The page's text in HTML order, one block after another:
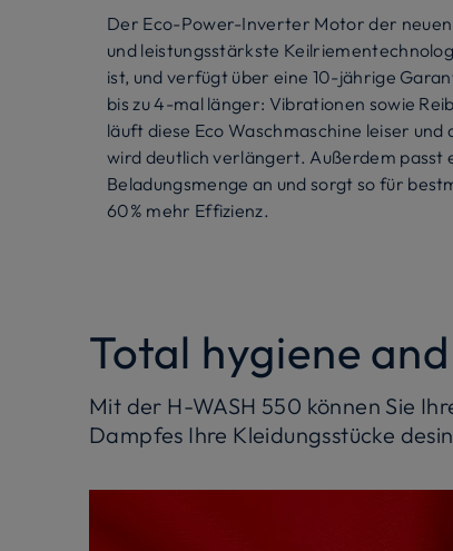
Der Eco-Power-Inverter Motor der
und leistungsstärkste
ist, und verfügt über eine 10-jährige
bis zu 4-mal länger: Vibrationen sowie
läuft diese Eco Waschmaschine leiser
wird deutlich verlängert. Außerdem passt
Beladungsmenge an und sorgt so für
60% mehr Effizienz.
Total hygiene
Mit der H-WASH 550 können Sie
Dampfes Ihre Kleidungsstücke